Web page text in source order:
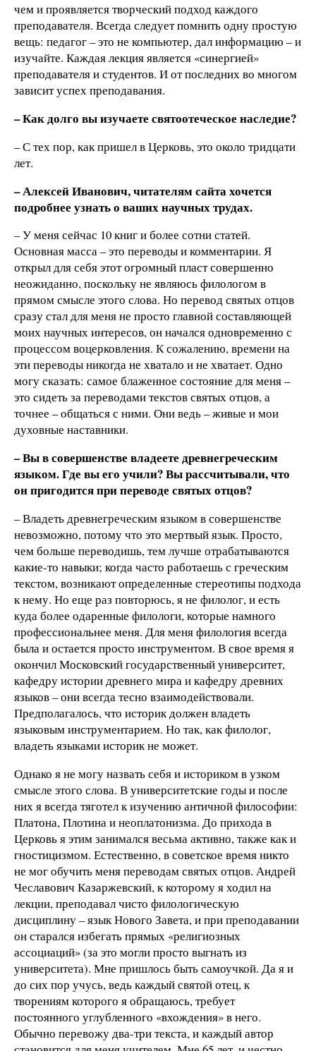
чем и проявляется творческий подход каждого
преподавателя. Всегда следует помнить одну простую
вещь: педагог – это не компьютер, дал информацию – и
изучайте. Каждая лекция является «синергией»
преподавателя и студентов. И от последних во многом
зависит успех преподавания.
– Как долго вы изучаете святоотеческое наследие?
– С тех пор, как пришел в Церковь, это около тридцати
лет.
– Алексей Иванович, читателям сайта хочется
подробнее узнать о ваших научных трудах.
– У меня сейчас 10 книг и более сотни статей.
Основная масса – это переводы и комментарии. Я
открыл для себя этот огромный пласт совершенно
неожиданно, поскольку не являюсь филологом в
прямом смысле этого слова. Но перевод святых отцов
сразу стал для меня не просто главной составляющей
моих научных интересов, он начался одновременно с
процессом воцерковления. К сожалению, времени на
эти переводы никогда не хватало и не хватает. Одно
могу сказать: самое блаженное состояние для меня –
это сидеть за переводами текстов святых отцов, а
точнее – общаться с ними. Они ведь – живые и мои
духовные наставники.
– Вы в совершенстве владеете древнегреческим
языком. Где вы его учили? Вы рассчитывали, что
он пригодится при переводе святых отцов?
– Владеть древнегреческим языком в совершенстве
невозможно, потому что это мертвый язык. Просто,
чем больше переводишь, тем лучше отрабатываются
какие-то навыки; когда часто работаешь с греческим
текстом, возникают определенные стереотипы подхода
к нему. Но еще раз повторюсь, я не филолог, и есть
куда более одаренные филологи, которые намного
профессиональнее меня. Для меня филология всегда
была и остается просто инструментом. В свое время я
окончил Московский государственный университет,
кафедру истории древнего мира и кафедру древних
языков – они всегда тесно взаимодействовали.
Предполагалось, что историк должен владеть
языковым инструментарием. Но так, как филолог,
владеть языками историк не может.
Однако я не могу назвать себя и историком в узком
смысле этого слова. В университетские годы и после
них я всегда тяготел к изучению античной философии:
Платона, Плотина и неоплатонизма. До прихода в
Церковь я этим занимался весьма активно, также как и
гностицизмом. Естественно, в советское время никто
не мог обучить меня переводам святых отцов. Андрей
Чеславович Казаржевский, к которому я ходил на
лекции, преподавал чисто филологическую
дисциплину – язык Нового Завета, и при преподавании
он старался избегать прямых «религиозных
ассоциаций» (за это могли просто выгнать из
университета). Мне пришлось быть самоучкой. Да я и
до сих пор учусь, ведь каждый святой отец, к
творениям которого я обращаюсь, требует
постоянного углубленного «вхождения» в него.
Обычно перевожу два-три текста, и каждый автор